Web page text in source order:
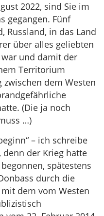
2022, sind Sie im
gegangen. Fünf
Russland, in das Land
über alles geliebten
und damit der
Territorium
dem Westen
(Die ja noch
…)
– ich schreibe
denn der Krieg hatte
spätestens
durch die
dem vom Westen